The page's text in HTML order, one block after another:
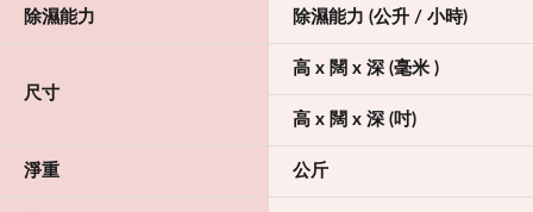
除濕能力 除濕能力 (公升 / 小時)
尺寸
高 x 闊 x 深 (毫米 )
高 x 闊 x 深 (吋)
淨重 公斤